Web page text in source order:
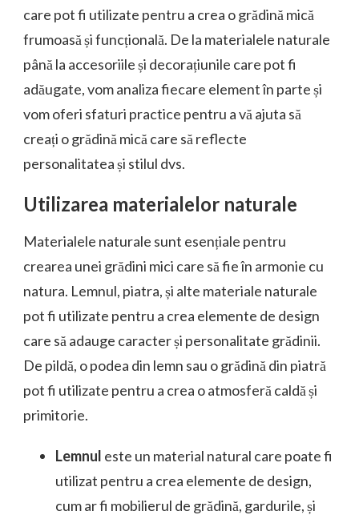
care pot fi utilizate pentru a crea o grădină mică
frumoasă și funcțională. De la materialele naturale
până la accesoriile și decorațiunile care pot fi
adăugate, vom analiza fiecare element în parte și
vom oferi sfaturi practice pentru a vă ajuta să
creați o grădină mică care să reflecte
personalitatea și stilul dvs.
Utilizarea materialelor naturale
Materialele naturale sunt esențiale pentru
crearea unei grădini mici care să fie în armonie cu
natura. Lemnul, piatra, și alte materiale naturale
pot fi utilizate pentru a crea elemente de design
care să adauge caracter și personalitate grădinii.
De pildă, o podea din lemn sau o grădină din piatră
pot fi utilizate pentru a crea o atmosferă caldă și
primitorie.
Lemnul este un material natural care poate fi
utilizat pentru a crea elemente de design,
cum ar fi mobilierul de grădină, gardurile, și